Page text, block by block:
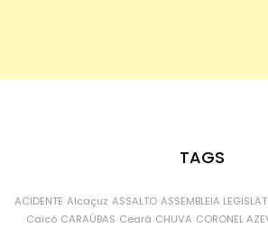
TAGS
ACIDENTE Alcaçuz ASSALTO ASSEMBLEIA
Caicó CARAÚBAS Ceará CHUVA CORONEL